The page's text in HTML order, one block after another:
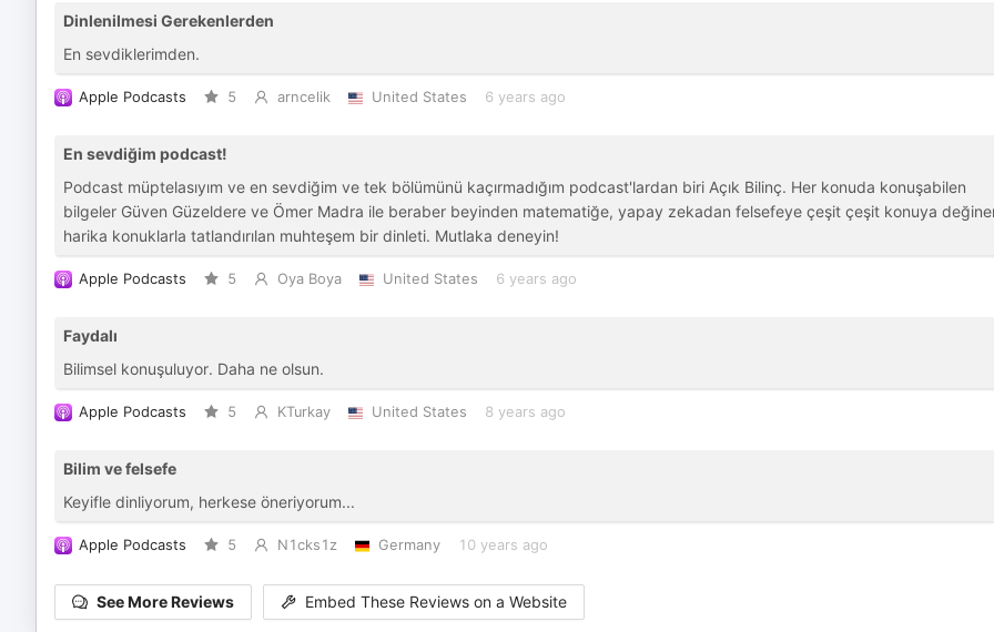
Dinlenilmesi Gerekenlerden
En sevdiklerimden.
Apple Podcasts 5 arncelik United States 6 years ago
En sevdiğim podcast!
Podcast müptelasıyım ve en sevdiğim ve tek bölümünü kaçırmadığım podcast'lardan biri Açık Bilinç. Her konuda konuşabilen
bilgeler Güven Güzeldere ve Ömer Madra ile beraber beyinden matematiğe, yapay zekadan felsefeye çeşit çeşit konuya
harika konuklarla tatlandırılan muhteşem bir dinleti. Mutlaka deneyin!
Apple Podcasts 5 Oya Boya United States 6 years ago
Faydalı
Bilimsel konuşuluyor. Daha ne olsun.
Apple Podcasts 5 KTurkay United States 8 years ago
Bilim ve felsefe
Keyifle dinliyorum, herkese öneriyorum...
Apple Podcasts 5 N1cks1z Germany 10 years ago
See More Reviews Embed These Reviews on a Website